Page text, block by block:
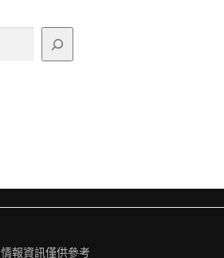
情報資訊僅供參考